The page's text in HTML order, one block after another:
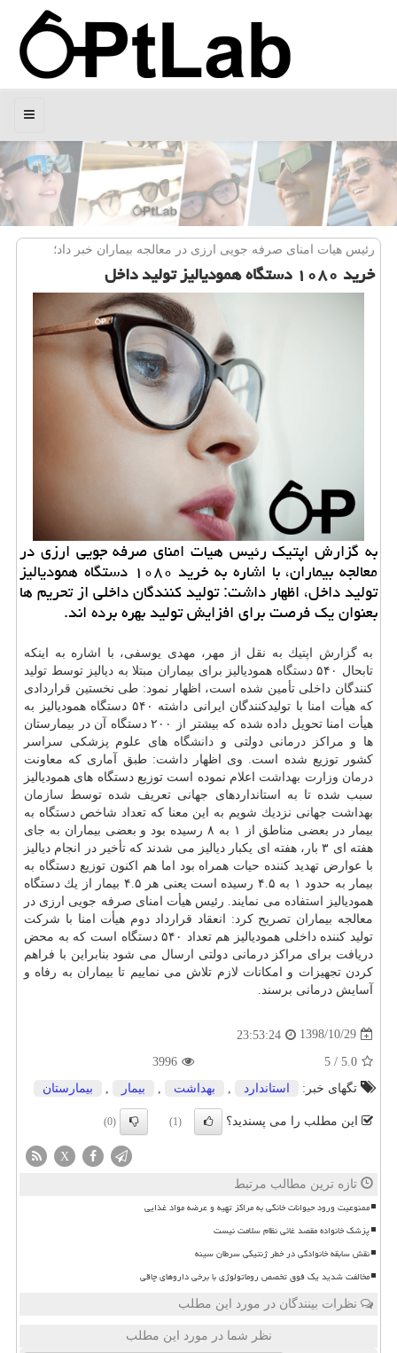
منو
رئیس هیات امنای صرفه جویی ارزی در معالجه بیماران خبر داد؛
خرید ۱۰۸۰ دستگاه همودیالیز تولید داخل
به گزارش اپتیك رئیس هیات امنای صرفه جویی ارزی در
معالجه بیماران، با اشاره به خرید ۱۰۸۰ دستگاه همودیالیز
تولید داخل، اظهار داشت: تولید كنندگان داخلی از تحریم ها
بعنوان یك فرصت برای افزایش تولید بهره برده اند.
به گزارش اپتیك به نقل از مهر، مهدی یوسفی، با اشاره به اینكه
تابحال ۵۴۰
دستگاه همودیالیز برای بیماران مبتلا به دیالیز توسط تولید
كنندگان داخلی تأمین شده است، اظهار نمود: طی نخستین قراردادی
كه هیأت امنا با تولیدكنندگان ایرانی داشته ۵۴۰ دستگاه همودیالیز به
هیأت امنا تحویل داده شده كه بیشتر از ۲۰۰ دستگاه آن در بیمارستان
ها و مراكز درمانی دولتی و دانشگاه های علوم پزشكی سراسر
كشور توزیع شده است. وی اظهار داشت: طبق آماری كه معاونت
درمان وزارت بهداشت اعلام نموده است توزیع دستگاه های همودیالیز
سبب شده تا به استانداردهای جهانی تعریف شده توسط سازمان
بهداشت جهانی نزدیك شویم به این معنا كه تعداد شاخص دستگاه به
بیمار در بعضی مناطق از ۱ به ۸ رسیده بود و بعضی بیماران به جای
هفته ای ۳ بار، هفته ای یكبار دیالیز می شدند كه تأخیر در انجام دیالیز
با عوارض تهدید كننده حیات همراه بود اما هم اكنون توزیع دستگاه به
بیمار به حدود ۱ به ۴.۵ رسیده است یعنی هر ۴.۵ بیمار از یك دستگاه
همودیالیز استفاده می نمایند. رئیس هیأت امنای صرفه جویی ارزی در
معالجه بیماران تصریح كرد: انعقاد قرارداد دوم هیأت امنا با شركت
تولید كننده داخلی همودیالیز هم تعداد ۵۴۰ دستگاه است كه به محض
دریافت برای مراكز درمانی دولتی ارسال می شود بنابراین با فراهم
كردن تجهیزات و امكانات لازم تلاش می نماییم تا بیماران به رفاه و
آسایش درمانی برسند.
1398/10/29
23:53:24
5.0
/
5
3996
تگهای خبر:
استاندارد بهداشت بیمار بیمارستان
این مطلب را می پسندید؟ (1)
(0)
X
تازه ترین مطالب مرتبط
ممنوعیت ورود حیوانات خانگی به مراکز تهیه و عرضه مواد غذایی
پزشک خانواده مقصد غائی نظام سلامت نیست
نقش سابقه خانوادگی در خطر ژنتیکی سرطان سینه
مخالفت شدید یک فوق تخصص روماتولوژی با برخی داروهای چاقی
نظرات بینندگان در مورد این مطلب
نظر شما در مورد این مطلب